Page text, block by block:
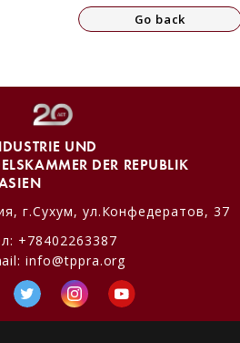
Go back
UND
DER REPUBLIK
г.Сухум, ул.Конфедератов, 37
+78402263387
info@tppra.org